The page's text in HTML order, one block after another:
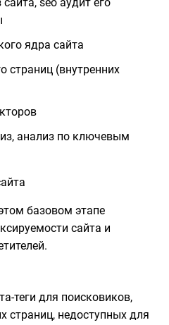
ядра сайта
страниц (внутренних
анализ по ключевым
базовом этапе
сайта и
теги для поисковиков,
страниц, недоступных для